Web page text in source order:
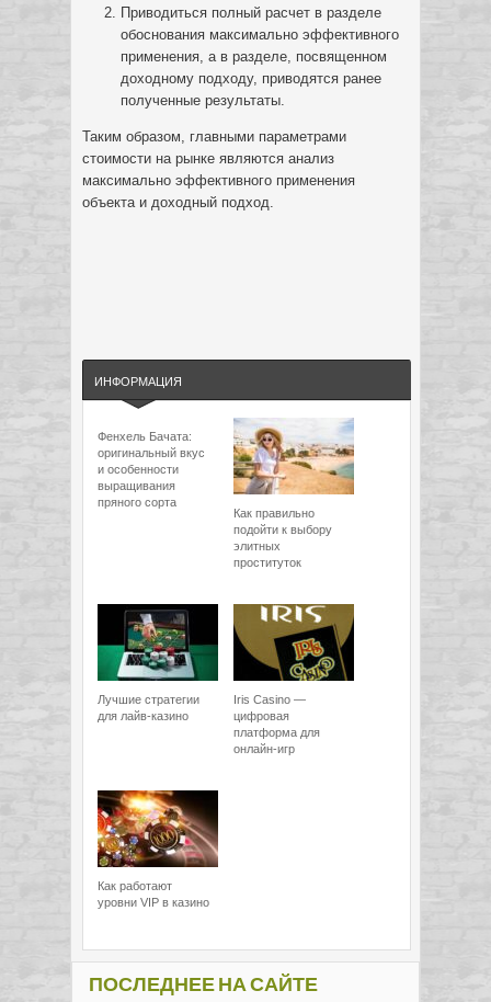
Приводиться полный расчет в разделе
обоснования максимально эффективного
применения, а в разделе, посвященном
доходному подходу, приводятся ранее
полученные результаты.
Таким образом, главными параметрами
стоимости на рынке являются анализ
максимально эффективного применения
объекта и доходный подход.
ИНФОРМАЦИЯ
Фенхель Бачата:
оригинальный вкус
и особенности
выращивания
пряного сорта
Как правильно
подойти к выбору
элитных
проституток
Лучшие стратегии
для лайв-казино
Iris Casino —
цифровая
платформа для
онлайн-игр
Как работают
уровни VIP в казино
ПОСЛЕДНЕЕ НА САЙТЕ